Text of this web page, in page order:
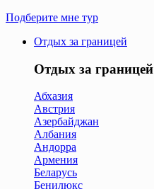
Подберите мне тур
Отдых за границей
Отдых за границей
Абхазия
Австрия
Азербайджан
Албания
Андорра
Армения
Беларусь
Бенилюкс